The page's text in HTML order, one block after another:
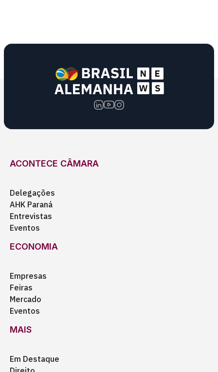
ACONTECE CÂMARA
Delegações
AHK Paraná
Entrevistas
Eventos
ECONOMIA
Empresas
Feiras
Mercado
Eventos
MAIS
Em Destaque